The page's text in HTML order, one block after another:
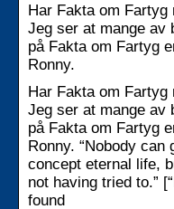
Har Fakta om Fartyg
Jeg ser at mange av
på Fakta om Fartyg
Ronny.
Har Fakta om Fartyg
Jeg ser at mange av
på Fakta om Fartyg
Ronny. “Nobody can
concept eternal life,
not having tried to.”
found